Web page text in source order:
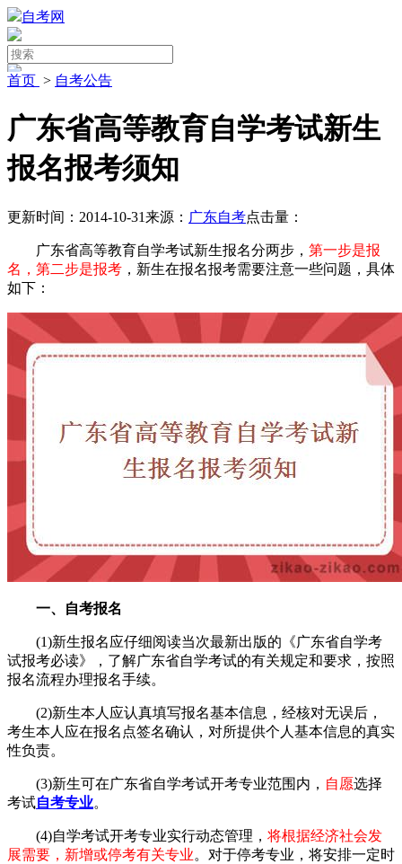
自考网
首页 > 自考公告
广东省高等教育自学考试新生
报名报考须知
更新时间：2014-10-31来源： 广东自考点击量：
广东省高等教育自学考试新生报名分两步， 第一步是报
名，第二步是报考 ，新生在报名报考需要注意一些问题，具体
如下：
一、自考报名
(1)新生报名应仔细阅读当次最新出版的《广东省自学考
试报考必读》，了解广东省自学考试的有关规定和要求，按照
报名流程办理报名手续。
(2)新生本人应认真填写报名基本信息，经核对无误后，
考生本人应在报名点签名确认，对所提供个人基本信息的真实
性负责。
(3)新生可在广东省自学考试开考专业范围内， 自愿选择
考试自考专业。
(4)自学考试开考专业实行动态管理， 将根据经济社会发
展需要，新增或停考有关专业。对于停考专业，将安排一定时